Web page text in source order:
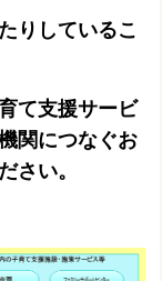
りしているこ
て支援サービ
関につなぐお
さい。